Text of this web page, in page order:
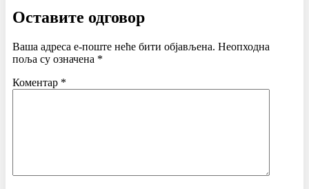
Оставите одговор
Ваша адреса е-поште неће бити објављена. Неопходна
поља су означена *
Коментар *